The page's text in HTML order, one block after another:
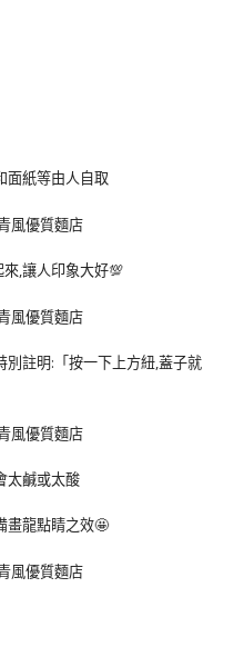
面紙等由人自取
,讓人印象大好💯
別註明:「按一下上方紐,蓋子就
太鹹或太酸
畫龍點睛之效🤩